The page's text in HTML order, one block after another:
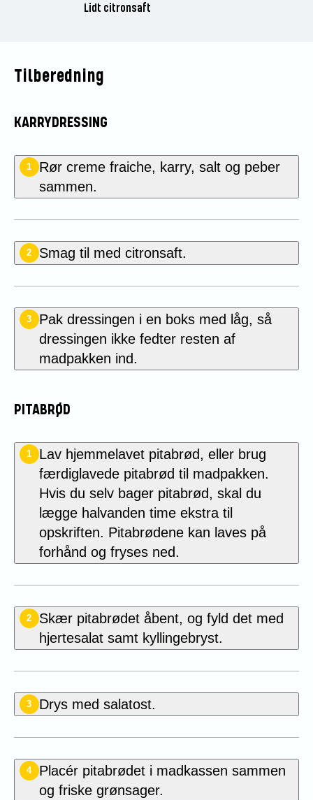
Lidt citronsaft
Tilberedning
KARRYDRESSING
1
Rør creme fraiche, karry, salt og peber
sammen.
2 Smag til med citronsaft.
3
Pak dressingen i en boks med låg, så
dressingen ikke fedter resten af
madpakken ind.
PITABRØD
1
Lav hjemmelavet pitabrød, eller brug
færdiglavede pitabrød til madpakken.
Hvis du selv bager pitabrød, skal du
lægge halvanden time ekstra til
opskriften. Pitabrødene kan laves på
forhånd og fryses ned.
2
Skær pitabrødet åbent, og fyld det med
hjertesalat samt kyllingebryst.
3 Drys med salatost.
4
Placér pitabrødet i madkassen sammen
og friske grønsager.